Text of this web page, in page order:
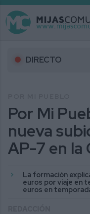
DIRECTO
Por Mi
nueva
AP-7 en la
La formación
euros por viaje en
euros en